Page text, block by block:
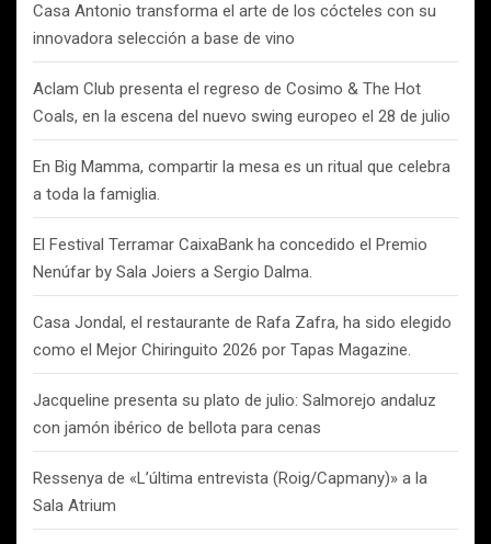
Casa Antonio transforma el arte de los cócteles con su
innovadora selección a base de vino
Aclam Club presenta el regreso de Cosimo & The Hot
Coals, en la escena del nuevo swing europeo el 28 de julio
En Big Mamma, compartir la mesa es un ritual que celebra
a toda la famiglia.
El Festival Terramar CaixaBank ha concedido el Premio
Nenúfar by Sala Joiers a Sergio Dalma.
Casa Jondal, el restaurante de Rafa Zafra, ha sido elegido
como el Mejor Chiringuito 2026 por Tapas Magazine.
Jacqueline presenta su plato de julio: Salmorejo andaluz
con jamón ibérico de bellota para cenas
Ressenya de «L’última entrevista (Roig/Capmany)» a la
Sala Atrium